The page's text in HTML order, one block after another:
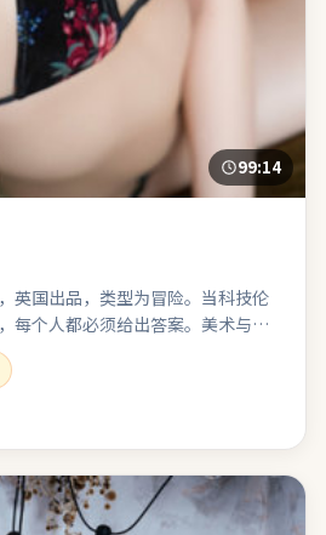
99:14
英国出品，类型为冒险。当科技伦
每个人都必须给出答案。美术与服
在细节里建立信任。在娱乐性与表
的平衡。